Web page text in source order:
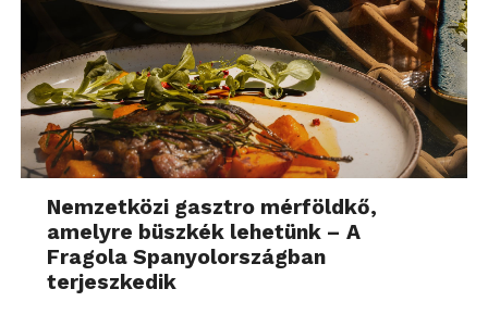
Nemzetközi gasztro mérföldkő,
amelyre büszkék lehetünk – A
Fragola Spanyolországban
terjeszkedik